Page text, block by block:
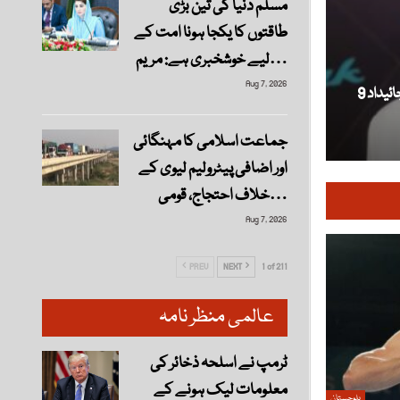
قرض کی عدم ادائیگی، راجپال یادیو کی گروی جائیداد 9
مسلم دنیا کی تین بڑی
طاقتوں کا یکجا ہونا امت کے
لیے خوشخبری ہے: مریم…
Aug 7, 2026
جماعت اسلامی کا مہنگائی
اور اضافی پیٹرولیم لیوی کے
خلاف احتجاج، قومی…
Aug 7, 2026
PREV NEXT 1 of 211
عالمی منظر نامہ
ٹرمپ نے اسلحہ ذخائر کی
معلومات لیک ہونے کے